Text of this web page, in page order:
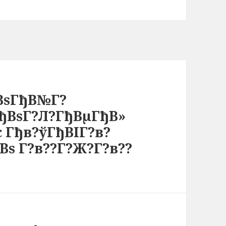
Г?в??Г?Ж?Г?в??